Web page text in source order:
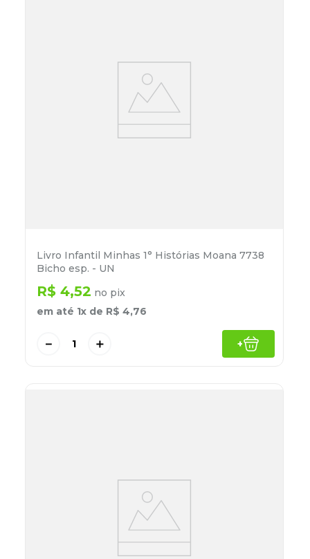
Livro Infantil Minhas 1° Histórias Moana 7738
Bicho esp. - UN
R$ 4,52 no pix
em até 1x de R$ 4,76
＋
－ +